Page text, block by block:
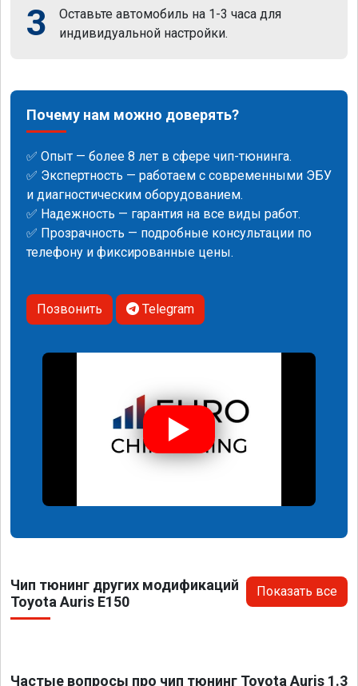
3
Оставьте автомобиль на 1-3 часа для
индивидуальной настройки.
Почему нам можно доверять?
✅ Опыт — более 8 лет в сфере чип-тюнинга.
✅ Экспертность — работаем с современными ЭБУ
и диагностическим оборудованием.
✅ Надежность — гарантия на все виды работ.
✅ Прозрачность — подробные консультации по
телефону и фиксированные цены.
Позвонить Telegram
Чип тюнинг других модификаций
Toyota Auris E150
Показать все
Частые вопросы про чип тюнинг Toyota Auris 1.3